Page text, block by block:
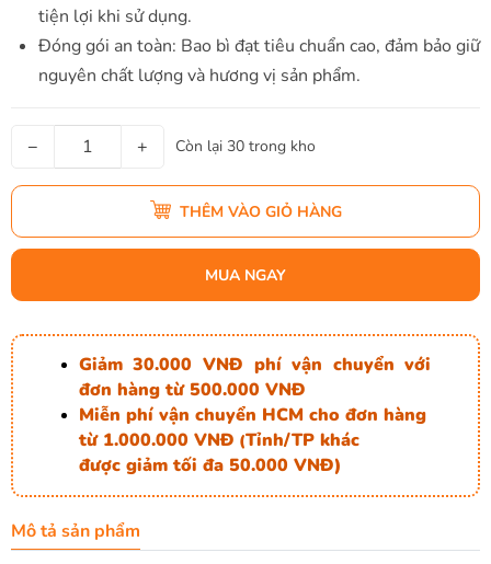
tiện lợi khi sử dụng.
Đóng gói an toàn: Bao bì đạt tiêu chuẩn cao, đảm bảo giữ
nguyên chất lượng và hương vị sản phẩm.
− + Còn lại 30 trong kho
THÊM VÀO GIỎ HÀNG
MUA NGAY
Giảm 30.000 VNĐ phí vận chuyển với
đơn hàng từ 500.000 VNĐ
Miễn phí vận chuyển HCM cho đơn hàng
từ 1.000.000 VNĐ (Tỉnh/TP khác
được giảm tối đa 50.000 VNĐ)
Mô tả sản phẩm